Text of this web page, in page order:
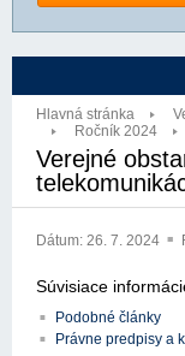
Hlavná stránka
Ročník 2024
Verejné
Dátum: 26. 7. 2024
Súvisiace
Podobné články
Právne predpisy a